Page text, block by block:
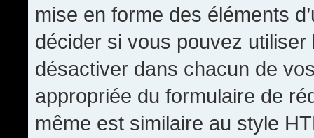
mise en forme des éléments
décider si vous pouvez
désactiver dans chacun de
appropriée du formulaire de
même est similaire au style